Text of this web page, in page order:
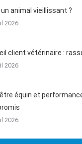
animal vieillissant ?
2026
client vétérinaire :
2026
équin et
2026